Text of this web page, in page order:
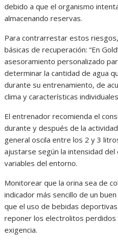
debido a que el organismo
almacenando reservas.
Para contrarrestar estos
básicas de recuperación: “En
asesoramiento personalizado
determinar la cantidad de agua
durante su entrenamiento, de
clima y características
El entrenador recomienda el
durante y después de la
general oscila entre los 2 y 3
ajustarse según la intensidad
variables del entorno.
Monitorear que la orina sea de
indicador más sencillo de un
que el uso de bebidas
reponer los electrolitos perdidos
exigencia.